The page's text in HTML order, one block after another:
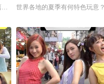
與體會。《尋找家香情》走訪多位
别井的人来说，还是一种对家乡
世界各地的夏季有何特色玩意